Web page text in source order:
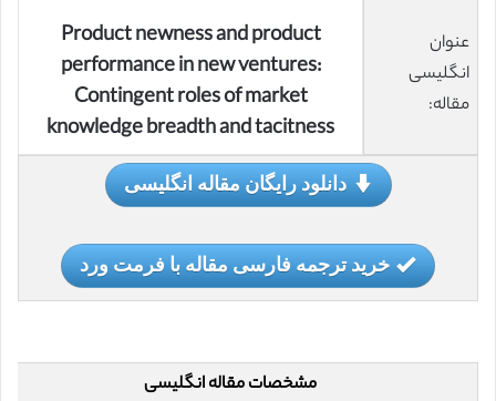
عنوان
انگلیسی
مقاله:
Product newness and product
performance in new ventures:
Contingent roles of market
knowledge breadth and tacitness
دانلود رایگان مقاله انگلیسی
خرید ترجمه فارسی مقاله با فرمت ورد
مشخصات مقاله انگلیسی